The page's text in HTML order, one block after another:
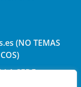
(NO TEMAS
LA SEDE